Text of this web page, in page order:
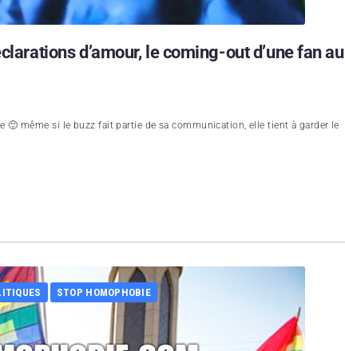
d’amour, le coming-out d’une fan au
🙂 même si le buzz fait partie de sa communication, elle tient à garder le
STOP HOMOPHOBIE